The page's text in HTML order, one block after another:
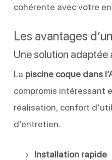
cohérente avec votre
Les avantages
Une solution adaptée
La piscine coque dans
compromis intéressant
réalisation, confort
d’entretien.
Installation rapide